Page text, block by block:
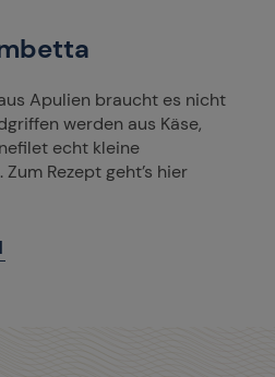
Apulien braucht es nicht
werden aus Käse,
echt kleine
Rezept geht’s hier